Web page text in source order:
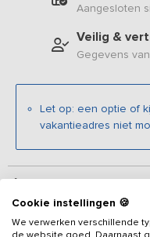
Aangesloten
Veilig &
Gegevens
Let op: een optie of
vakantieadres niet
Dit 10-persoons
Cookie instellingen 🍪
We verwerken verschillende
de website goed. Daarnaast